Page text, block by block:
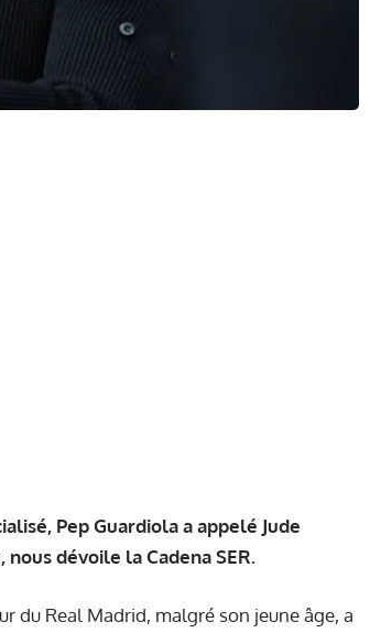
Pep Guardiola a appelé Jude
dévoile la Cadena SER.
du Real Madrid, malgré son jeune âge, a